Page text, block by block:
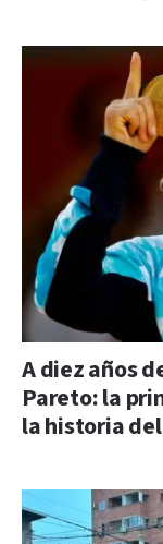
A diez años
Pareto: la
la historia